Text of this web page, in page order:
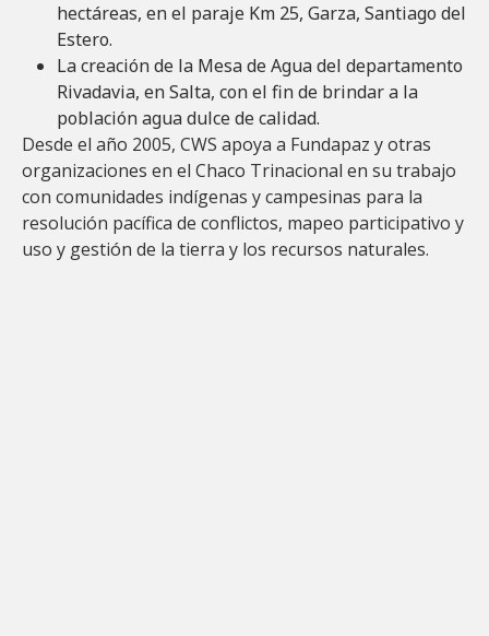
hectáreas, en el paraje Km 25, Garza, Santiago del
Estero.
La creación de la Mesa de Agua del departamento
Rivadavia, en Salta, con el fin de brindar a la
población agua dulce de calidad.
Desde el año 2005, CWS apoya a Fundapaz y otras
organizaciones en el Chaco Trinacional en su trabajo
con comunidades indígenas y campesinas para la
resolución pacífica de conflictos, mapeo participativo y
uso y gestión de la tierra y los recursos naturales.